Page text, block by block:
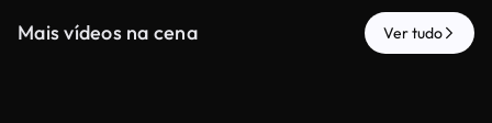
Mais vídeos na cena Ver tudo